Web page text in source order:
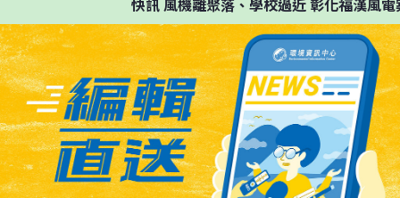
快訊風機離聚落、學校過近 彰化福漢風電